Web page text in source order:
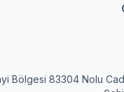
Bölgesi 83304 Nolu